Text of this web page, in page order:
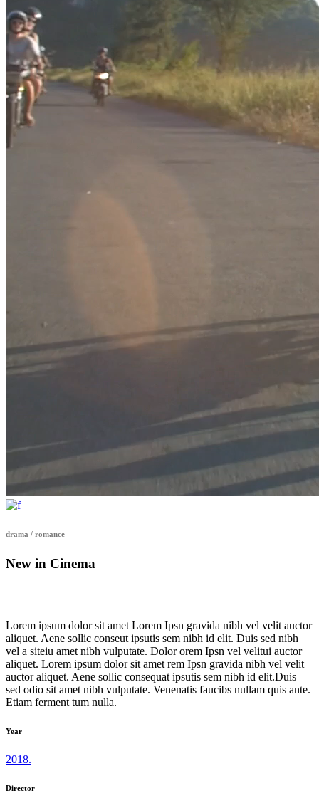
drama / romance
New in Cinema
Lorem ipsum dolor sit amet Lorem Ipsn gravida nibh vel velit auctor
aliquet. Aene sollic conseut ipsutis sem nibh id elit. Duis sed nibh
vel a siteiu amet nibh vulputate. Dolor orem Ipsn vel velitui auctor
aliquet. Lorem ipsum dolor sit amet rem Ipsn gravida nibh vel velit
auctor aliquet. Aene sollic consequat ipsutis sem nibh id elit.Duis
sed odio sit amet nibh vulputate. Venenatis faucibs nullam quis ante.
Etiam ferment tum nulla.
Year
2018.
Director